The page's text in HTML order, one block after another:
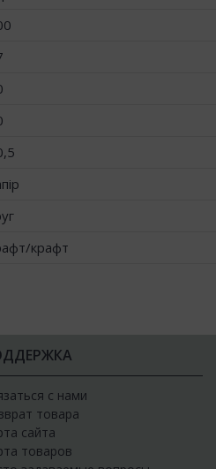
крафт
с нами
товара
сайта
товаров